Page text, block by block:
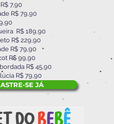
7,90
R$ 79,90
R$ 189,90
R$ 229,90
R$ 79,90
R$ 99,90
R$ 45,90
R$ 79,90
SE JÁ